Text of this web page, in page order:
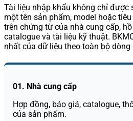
Tài liệu nhập khẩu không chỉ được
một tên sản phẩm, model hoặc
trên chứng từ của nhà cung cấp,
catalogue và tài liệu kỹ thuật.
nhất của dữ liệu theo toàn bộ dòng
01. Nhà cung cấp
Hợp đồng, báo giá, catalogue,
của sản phẩm.